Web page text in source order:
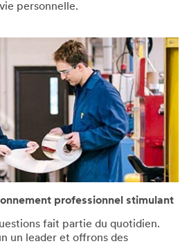
personnelle.
professionnel stimulant
fait partie du quotidien.
un leader et offrons des